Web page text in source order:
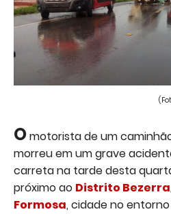
Omotorista de um
morreu em um grave
carreta na tarde desta
próximo ao Distrito Bezerra
Formosa, cidade no